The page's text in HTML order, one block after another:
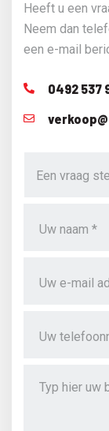
Heeft u een
Neem dan
een e-mail
0492 537